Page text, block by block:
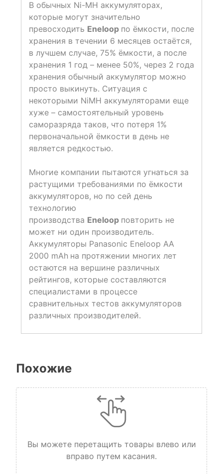
В обычных Ni-MH аккумуляторах,
которые могут значительно
превосходить Eneloop по ёмкости, после
хранения в течении 6 месяцев остаётся,
в лучшем случае, 75% ёмкости, а после
хранения 1 год – менее 50%, через 2 года
хранения обычный аккумулятор можно
просто выкинуть. Ситуация с
некоторыми NiMH аккумуляторами еще
хуже – самостоятельный уровень
саморазряда таков, что потеря 1%
первоначальной ёмкости в день не
является редкостью.
Многие компании пытаются угнаться за
растущими требованиями по ёмкости
аккумуляторов, но по сей день
технологию
производства Eneloop повторить не
может ни один производитель.
Aккумуляторы Panasonic Eneloop AA
2000 mAh на протяжении многих лет
остаются на вершине различных
рейтингов, которые составляются
специалистами в процессе
сравнительных тестов аккумуляторов
различных производителей.
Похожие
Вы можете перетащить товары влево или
вправо путем касания.